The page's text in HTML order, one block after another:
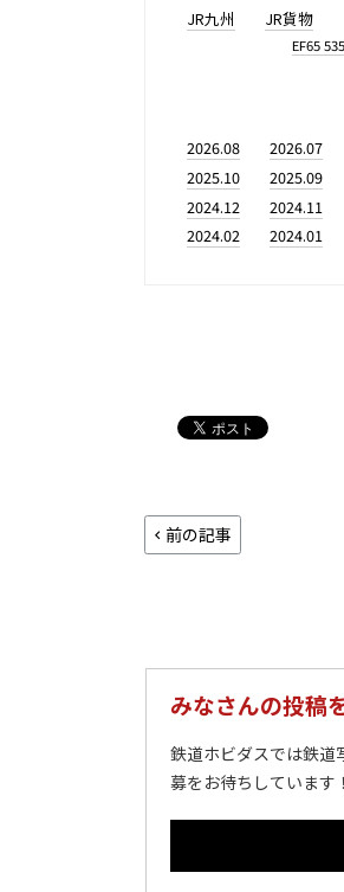
JR九州 JR貨物
EF65 535
2026.08 2026.07
2025.10
2025.09
2024.12
2024.11
2024.02
2024.01
前の記事
みなさんの投稿
鉄道ホビダスでは鉄道
募をお待ちしています！